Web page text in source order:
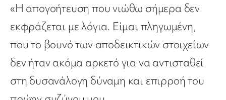
«Η απογοήτευση που νιώθω σήμερα δεν
εκφράζεται με λόγια. Είμαι πληγωμένη,
που το βουνό των αποδεικτικών στοιχείων
δεν ήταν ακόμα αρκετό για να αντισταθεί
στη δυσανάλογη δύναμη και επιρροή του